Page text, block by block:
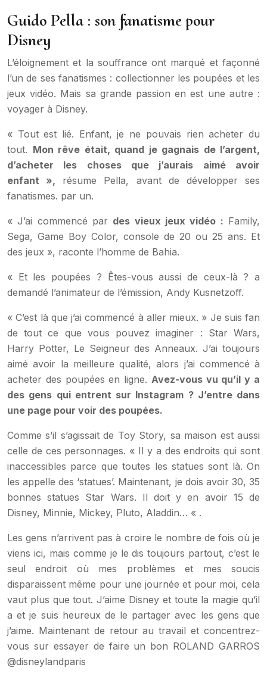
Guido Pella : son fanatisme pour
Disney
L’éloignement et la souffrance ont marqué et façonné
l’un de ses fanatismes : collectionner les poupées et les
jeux vidéo. Mais sa grande passion en est une autre :
voyager à Disney.
« Tout est lié. Enfant, je ne pouvais rien acheter du
tout. Mon rêve était, quand je gagnais de l’argent,
d’acheter les choses que j’aurais aimé avoir
enfant », résume Pella, avant de développer ses
fanatismes. par un.
« J’ai commencé par des vieux jeux vidéo : Family,
Sega, Game Boy Color, console de 20 ou 25 ans. Et
des jeux », raconte l’homme de Bahia.
« Et les poupées ? Êtes-vous aussi de ceux-là ? a
demandé l’animateur de l’émission, Andy Kusnetzoff.
« C’est là que j’ai commencé à aller mieux. » Je suis fan
de tout ce que vous pouvez imaginer : Star Wars,
Harry Potter, Le Seigneur des Anneaux. J’ai toujours
aimé avoir la meilleure qualité, alors j’ai commencé à
acheter des poupées en ligne. Avez-vous vu qu’il y a
des gens qui entrent sur Instagram ? J’entre dans
une page pour voir des poupées.
Comme s’il s’agissait de Toy Story, sa maison est aussi
celle de ces personnages. « Il y a des endroits qui sont
inaccessibles parce que toutes les statues sont là. On
les appelle des ‘statues’. Maintenant, je dois avoir 30, 35
bonnes statues Star Wars. Il doit y en avoir 15 de
Disney, Minnie, Mickey, Pluto, Aladdin… « .
Les gens n’arrivent pas à croire le nombre de fois où je
viens ici, mais comme je le dis toujours partout, c’est le
seul endroit où mes problèmes et mes soucis
disparaissent même pour une journée et pour moi, cela
vaut plus que tout. J’aime Disney et toute la magie qu’il
a et je suis heureux de le partager avec les gens que
j’aime. Maintenant de retour au travail et concentrez-
vous sur essayer de faire un bon ROLAND GARROS
@disneylandparis